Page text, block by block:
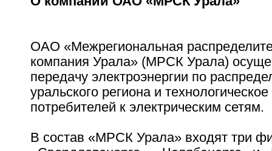
ОАО «Межрегиональная
компания Урала» (МРСК Урала)
передачу электроэнергии по
уральского региона и
потребителей к электрическим сетям.
В состав «МРСК Урала» входят три